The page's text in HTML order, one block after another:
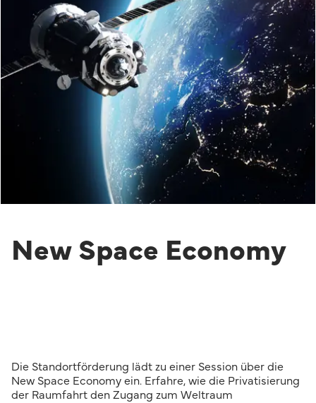
New Space Economy
Die Standortförderung lädt zu einer Session über die
New Space Economy ein. Erfahre, wie die Privatisierung
der Raumfahrt den Zugang zum Weltraum